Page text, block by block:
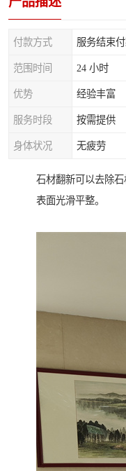
付款方式 服务结束
范围时间 24 小时
优势 经验丰富
服务时段 按需提供
身体状况 无疲劳
石材翻新可以去除
表面光滑平整。